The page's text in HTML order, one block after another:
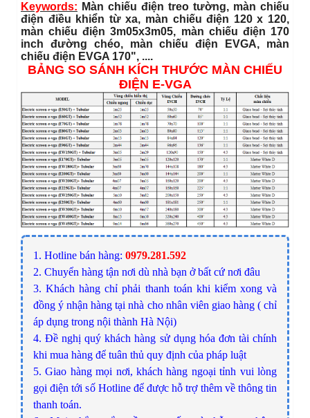
Keywords: Màn chiếu điện treo tường, màn chiếu
điện điều khiển từ xa, màn chiếu điện 120 x 120,
màn chiếu điện 3m05x3m05, màn chiếu điện 170
inch đường chéo, màn chiếu điện EVGA, màn
chiếu điện EVGA 170", ....
BẢNG SO SÁNH KÍCH THƯỚC MÀN CHIẾU
ĐIỆN E-VGA
1. Hotline bán hàng: 0979.281.592
2. Chuyển hàng tận nơi dù nhà bạn ở bất cứ nơi đâu
3. Khách hàng chỉ phải thanh toán khi kiểm xong và
đồng ý nhận hàng tại nhà cho nhân viên giao hàng ( chỉ
áp dụng trong nội thành Hà Nội)
4. Đề nghị quý khách hàng sử dụng hóa đơn tài chính
khi mua hàng để tuân thủ quy định của pháp luật
5. Giao hàng mọi nơi, khách hàng ngoại tỉnh vui lòng
gọi điện tới số Hotline để được hỗ trợ thêm về thông tin
thanh toán.